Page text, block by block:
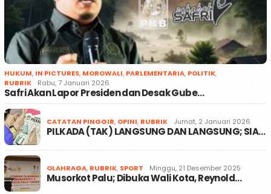
HUKUM, IN PICTURES, MOROWALI, PARLEMENTARIA, POLITIK,
RUBRIK
Rabu, 7 Januari 2026
Safri Akan Lapor Presiden dan Desak Gube…
CATATAN PINGGIR, OPINI, RUBRIK Jumat, 2 Januari 2026
PILKADA (TAK) LANGSUNG DAN LANGSUNG; SIA…
OLAHRAGA, RUBRIK, SPORT Minggu, 21 Desember 2025
Musorkot Palu; Dibuka Wali Kota, Reynold…